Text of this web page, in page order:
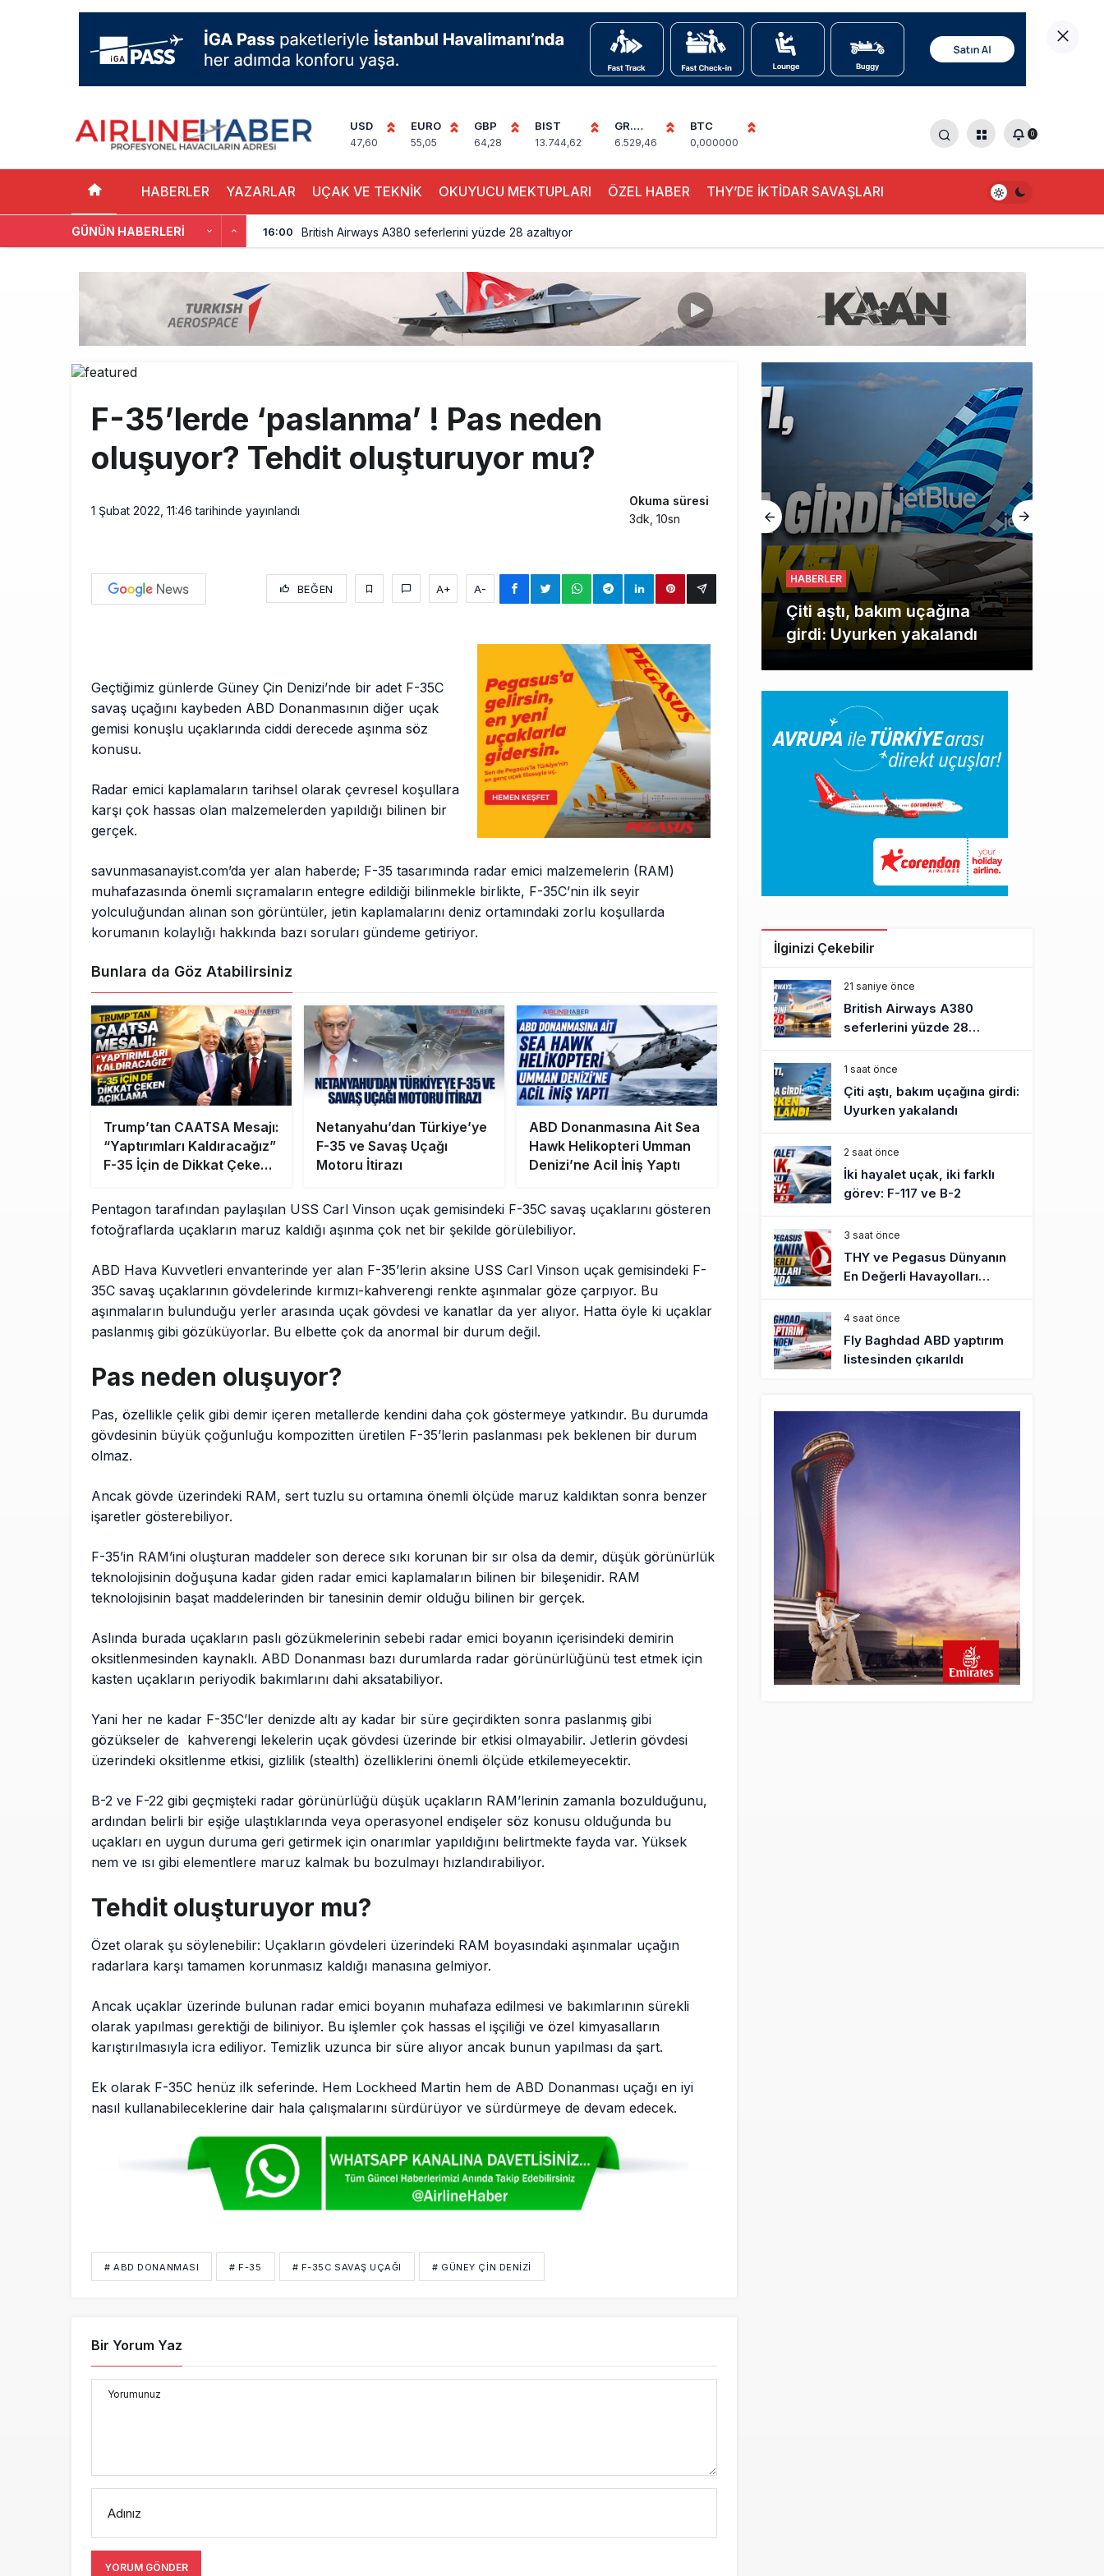
USD
47,60
EURO
55,05
GBP
64,28
BIST
13.744,62
GR.
ALTIN
6.529,46
BTC
0,000000
0
HABERLER YAZARLAR UÇAK VE TEKNİK OKUYUCU MEKTUPLARI ÖZEL HABER THY’DE İKTİDAR SAVAŞLARI
GÜNÜN HABERLERI 16:00 British Airways A380 seferlerini yüzde 28 azaltıyor
İki hayalet uçak, iki farklı görev: F-117 ve B-2
THY ve Pegasus Dünyanın En Değerli Havayolları Arasında
10:30 Trump’ı taşıyan Marine One, yolcu uçağına fazla yaklaştı
10:00 Emirates A380 yolcu rahatsızlanınca İstanbul’a indi
F-35’lerde ‘paslanma’ ! Pas neden
oluşuyor? Tehdit oluşturuyor mu?
1 Şubat 2022, 11:46 tarihinde yayınlandı
Okuma süresi
3dk, 10sn
BEĞEN A+ A-
Geçtiğimiz günlerde Güney Çin Denizi’nde bir adet F-35C
savaş uçağını kaybeden ABD Donanmasının diğer uçak
gemisi konuşlu uçaklarında ciddi derecede aşınma söz
konusu.
Radar emici kaplamaların tarihsel olarak çevresel koşullara
karşı çok hassas olan malzemelerden yapıldığı bilinen bir
gerçek.
savunmasanayist.com’da yer alan haberde; F-35 tasarımında radar emici malzemelerin (RAM)
muhafazasında önemli sıçramaların entegre edildiği bilinmekle birlikte, F-35C’nin ilk seyir
yolculuğundan alınan son görüntüler, jetin kaplamalarını deniz ortamındaki zorlu koşullarda
korumanın kolaylığı hakkında bazı soruları gündeme getiriyor.
Bunlara da Göz Atabilirsiniz
Trump’tan CAATSA Mesajı:
“Yaptırımları Kaldıracağız”
F-35 İçin de Dikkat Çeken
Netanyahu’dan Türkiye’ye
F-35 ve Savaş Uçağı
Motoru İtirazı
ABD Donanmasına Ait Sea
Hawk Helikopteri Umman
Denizi’ne Acil İniş Yaptı
Pentagon tarafından paylaşılan USS Carl Vinson uçak gemisindeki F-35C savaş uçaklarını gösteren
fotoğraflarda uçakların maruz kaldığı aşınma çok net bir şekilde görülebiliyor.
ABD Hava Kuvvetleri envanterinde yer alan F-35’lerin aksine USS Carl Vinson uçak gemisindeki F-
35C savaş uçaklarının gövdelerinde kırmızı-kahverengi renkte aşınmalar göze çarpıyor. Bu
aşınmaların bulunduğu yerler arasında uçak gövdesi ve kanatlar da yer alıyor. Hatta öyle ki uçaklar
paslanmış gibi gözüküyorlar. Bu elbette çok da anormal bir durum değil.
Pas neden oluşuyor?
Pas, özellikle çelik gibi demir içeren metallerde kendini daha çok göstermeye yatkındır. Bu durumda
gövdesinin büyük çoğunluğu kompozitten üretilen F-35’lerin paslanması pek beklenen bir durum
olmaz.
Ancak gövde üzerindeki RAM, sert tuzlu su ortamına önemli ölçüde maruz kaldıktan sonra benzer
işaretler gösterebiliyor.
F-35’in RAM’ini oluşturan maddeler son derece sıkı korunan bir sır olsa da demir, düşük görünürlük
teknolojisinin doğuşuna kadar giden radar emici kaplamaların bilinen bir bileşenidir. RAM
teknolojisinin başat maddelerinden bir tanesinin demir olduğu bilinen bir gerçek.
Aslında burada uçakların paslı gözükmelerinin sebebi radar emici boyanın içerisindeki demirin
oksitlenmesinden kaynaklı. ABD Donanması bazı durumlarda radar görünürlüğünü test etmek için
kasten uçakların periyodik bakımlarını dahi aksatabiliyor.
Yani her ne kadar F-35C’ler denizde altı ay kadar bir süre geçirdikten sonra paslanmış gibi
gözükseler de kahverengi lekelerin uçak gövdesi üzerinde bir etkisi olmayabilir. Jetlerin gövdesi
üzerindeki oksitlenme etkisi, gizlilik (stealth) özelliklerini önemli ölçüde etkilemeyecektir.
B-2 ve F-22 gibi geçmişteki radar görünürlüğü düşük uçakların RAM’lerinin zamanla bozulduğunu,
ardından belirli bir eşiğe ulaştıklarında veya operasyonel endişeler söz konusu olduğunda bu
uçakları en uygun duruma geri getirmek için onarımlar yapıldığını belirtmekte fayda var. Yüksek
nem ve ısı gibi elementlere maruz kalmak bu bozulmayı hızlandırabiliyor.
Tehdit oluşturuyor mu?
Özet olarak şu söylenebilir: Uçakların gövdeleri üzerindeki RAM boyasındaki aşınmalar uçağın
radarlara karşı tamamen korunmasız kaldığı manasına gelmiyor.
Ancak uçaklar üzerinde bulunan radar emici boyanın muhafaza edilmesi ve bakımlarının sürekli
olarak yapılması gerektiği de biliniyor. Bu işlemler çok hassas el işçiliği ve özel kimyasalların
karıştırılmasıyla icra ediliyor. Temizlik uzunca bir süre alıyor ancak bunun yapılması da şart.
Ek olarak F-35C henüz ilk seferinde. Hem Lockheed Martin hem de ABD Donanması uçağı en iyi
nasıl kullanabileceklerine dair hala çalışmalarını sürdürüyor ve sürdürmeye de devam edecek.
# ABD DONANMASI # F-35 # F-35C SAVAŞ UÇAĞI # GÜNEY ÇIN DENIZI
Bir Yorum Yaz
Yorumunuz
Adınız
YORUM GÖNDER
HABERLER
Çiti aştı, bakım uçağına
girdi: Uyurken yakalandı
İlginizi Çekebilir
21 saniye önce
British Airways A380
seferlerini yüzde 28
azaltıyor
1 saat önce
Çiti aştı, bakım uçağına girdi:
Uyurken yakalandı
2 saat önce
İki hayalet uçak, iki farklı
görev: F-117 ve B-2
3 saat önce
THY ve Pegasus Dünyanın
En Değerli Havayolları
Arasında
4 saat önce
Fly Baghdad ABD yaptırım
listesinden çıkarıldı
Elektrikli uçaklar Avrupa’da
kısa rotalara hazırlanıyor
6 saat önce
Trump’ı taşıyan Marine One,
yolcu uçağına fazla yaklaştı
Emirates A380 yolcu
rahatsızlanınca İstanbul’a
indi
7 saat önce
Emirates’in reddettiği 10